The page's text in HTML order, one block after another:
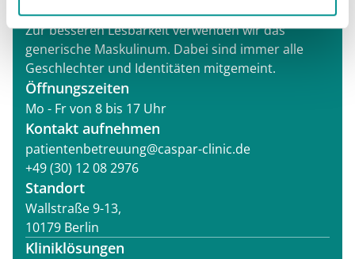
Zur besseren Lesbarkeit verwenden wir das
generische Maskulinum. Dabei sind immer alle
Geschlechter und Identitäten mitgemeint.
Öffnungszeiten
Mo - Fr von 8 bis 17 Uhr
Kontakt aufnehmen
patientenbetreuung@caspar-clinic.de
+49 (30) 12 08 2976
Standort
Wallstraße 9-13,
10179 Berlin
Kliniklösungen